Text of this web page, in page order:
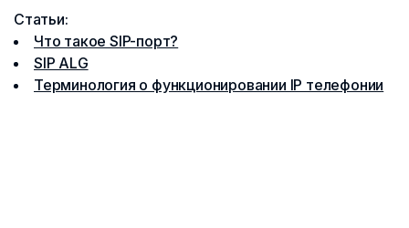
Статьи:
Что такое SIP-порт?
SIP ALG
Терминология о функционировании IP телефонии